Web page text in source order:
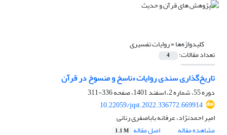
کلیدواژه‌ها =روایات تفسیری
تعداد مقالات: 4
تاریخ‌گذاری سندی روایات «ناسخ و منسوخ در قرآن
دوره 55، شماره 2، اسفند 1401، صفحه
336-311
10.22059/jqst.2022.336772.669914
امیر احمدنژاد، عرفانه باباصفری رنانی
مشاهده مقاله
اصل مقاله 1.1 M